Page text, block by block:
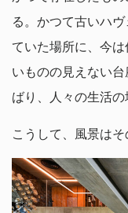
る。かつて古いハ
ていた場所に、今
いものの見えない
ばり、人々の生活の
こうして、風景はそ